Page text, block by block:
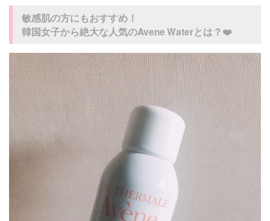
敏感肌の方にもおすすめ！
韓国女子から絶大な人気のAvene Waterとは？❤️